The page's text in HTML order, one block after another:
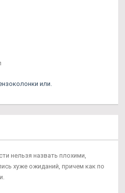
или.
нельзя назвать плохими,
хуже ожиданий, причем как по